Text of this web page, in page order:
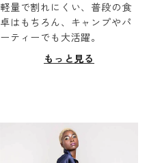
軽量で割れにくい、普段の食
卓はもちろん、キャンプやパ
ーティーでも大活躍。
もっと見る